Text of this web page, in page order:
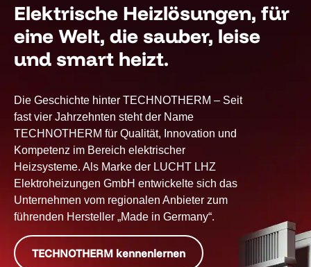
Elektrische Heizlösungen, für
eine Welt, die sauber, leise
und smart heizt.
Die Geschichte hinter TECHNOTHERM – Seit
fast vier Jahrzehnten steht der Name
TECHNOTHERM für Qualität, Innovation und
Kompetenz im Bereich elektrischer
Heizsysteme. Als Marke der LUCHT LHZ
Elektroheizungen GmbH entwickelte sich das
Unternehmen vom regionalen Anbieter zum
führenden Hersteller „Made in Germany“.
TECHNOTHERM kennenlernen